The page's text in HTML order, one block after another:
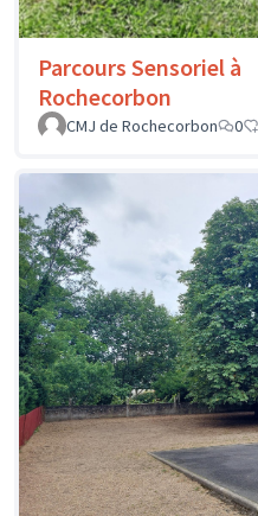
Parcours Sensoriel à
Rochecorbon
CMJ de Rochecorbon
0